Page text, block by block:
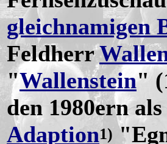
gleichnamigen
Feldherr
"Wallenstein"
den 1980ern
Adaption1)